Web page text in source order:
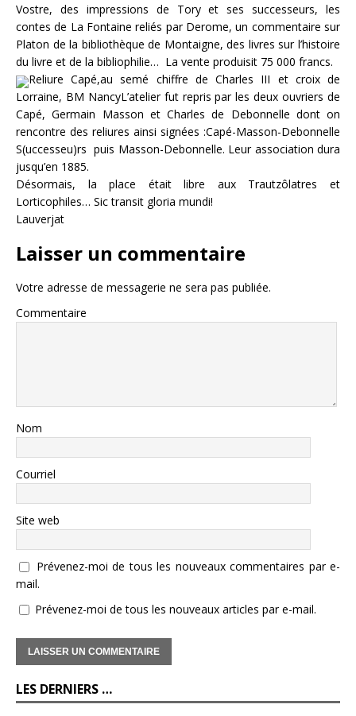
Vostre, des impressions de Tory et ses successeurs, les
contes de La Fontaine reliés par Derome, un commentaire sur
Platon de la bibliothèque de Montaigne, des livres sur l’histoire
du livre et de la bibliophilie… La vente produisit 75 000 francs.
Reliure Capé,au semé chiffre de Charles III et croix de
Lorraine, BM NancyL’atelier fut repris par les deux ouvriers de
Capé, Germain Masson et Charles de Debonnelle dont on
rencontre des reliures ainsi signées :Capé-Masson-Debonnelle
S(uccesseu)rs puis Masson-Debonnelle. Leur association dura
jusqu’en 1885.
Désormais, la place était libre aux Trautzôlatres et
Lorticophiles… Sic transit gloria mundi!
Lauverjat
Laisser un commentaire
Votre adresse de messagerie ne sera pas publiée.
Commentaire
Nom
Courriel
Site web
Prévenez-moi de tous les nouveaux commentaires par e-
mail.
Prévenez-moi de tous les nouveaux articles par e-mail.
LES DERNIERS …